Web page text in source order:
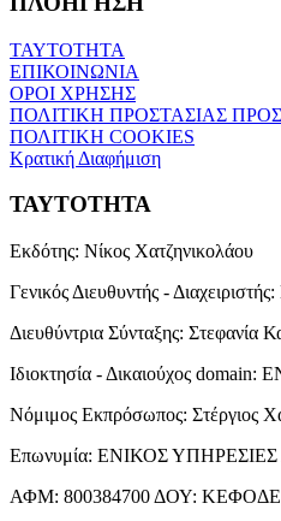
ΤΑΥΤΟΤΗΤΑ
ΕΠΙΚΟΙΝΩΝΙΑ
ΟΡΟΙ ΧΡΗΣΗΣ
ΠΟΛΙΤΙΚΗ ΠΡΟΣΤΑΣΙΑΣ
ΠΟΛΙΤΙΚΗ COOKIES
Κρατική Διαφήμιση
ΤΑΥΤΟΤΗΤΑ
Εκδότης: Νίκος Χατζηνικολάου
Γενικός Διευθυντής - Διαχειριστής:
Διευθύντρια Σύνταξης: Στεφανία
Ιδιοκτησία - Δικαιούχος domain:
Νόμιμος Εκπρόσωπος: Στέργιος
Επωνυμία: ΕΝΙΚΟΣ
ΑΦΜ: 800384700 ΔΟΥ: ΚΕΦΟΔΕ